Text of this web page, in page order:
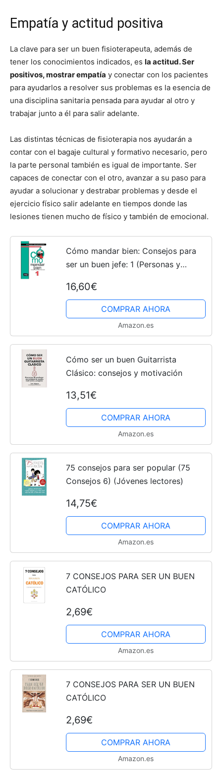
Empatía y actitud positiva
La clave para ser un buen fisioterapeuta, además de
tener los conocimientos indicados, es la actitud. Ser
positivos, mostrar empatía y conectar con los pacientes
para ayudarlos a resolver sus problemas es la esencia de
una disciplina sanitaria pensada para ayudar al otro y
trabajar junto a él para salir adelante.
Las distintas técnicas de fisioterapia nos ayudarán a
contar con el bagaje cultural y formativo necesario, pero
la parte personal también es igual de importante. Ser
capaces de conectar con el otro, avanzar a su paso para
ayudar a solucionar y destrabar problemas y desde el
ejercicio físico salir adelante en tiempos donde las
lesiones tienen mucho de físico y también de emocional.
Cómo mandar bien: Consejos para
ser un buen jefe: 1 (Personas y
16,60€
COMPRAR AHORA
Amazon.es
Cómo ser un buen Guitarrista
Clásico: consejos y motivación
13,51€
COMPRAR AHORA
Amazon.es
75 consejos para ser popular (75
Consejos 6) (Jóvenes lectores)
14,75€
COMPRAR AHORA
Amazon.es
7 CONSEJOS PARA SER UN BUEN
CATÓLICO
2,69€
COMPRAR AHORA
Amazon.es
7 CONSEJOS PARA SER UN BUEN
CATÓLICO
2,69€
COMPRAR AHORA
Amazon.es